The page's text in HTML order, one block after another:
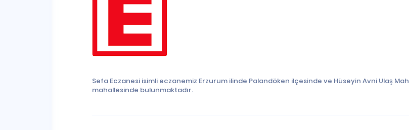
Sefa Eczanesi isimli eczanemiz Erzurum ilinde Palandöken ilçesinde ve Hüseyin Avni Ulaş Mah
mahallesinde bulunmaktadır.